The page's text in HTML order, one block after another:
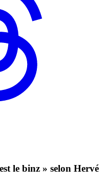
le binz » selon Hervé